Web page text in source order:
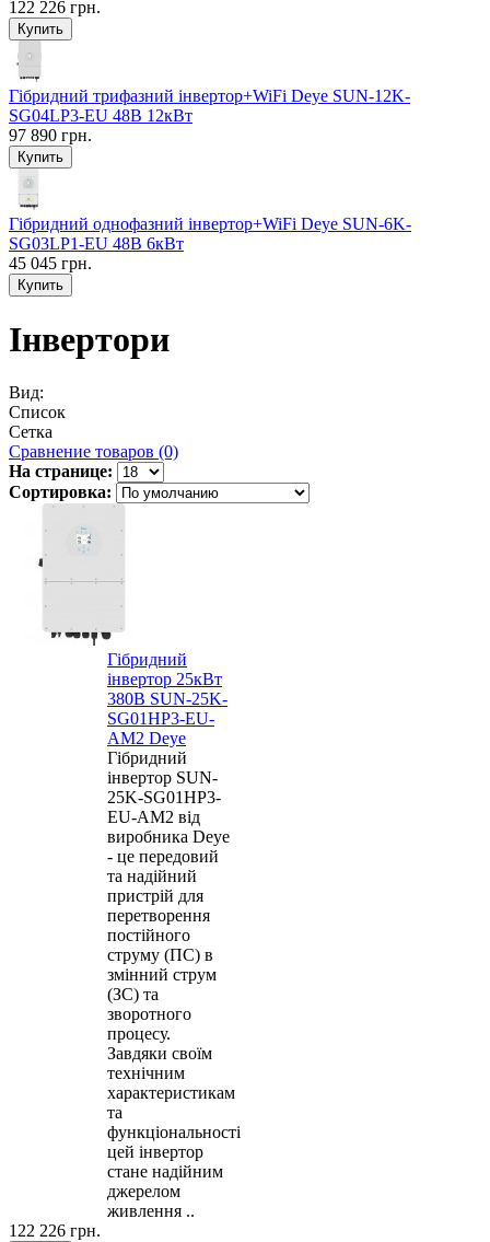
122 226 грн.
Гібридний трифазний інвертор+WiFi Deye SUN-12K-
SG04LP3-EU 48В 12кВт
97 890 грн.
Гібридний однофазний інвертор+WiFi Deye SUN-6K-
SG03LP1-EU 48В 6кВт
45 045 грн.
Інвертори
Вид:
Список
Сетка
Сравнение товаров (0)
На странице:
Сортировка:
Гібридний
інвертор 25кВт
380В SUN-25K-
SG01HP3-EU-
AM2 Deye
Гібридний
інвертор SUN-
25K-SG01HP3-
EU-AM2 від
виробника Deye
- це передовий
та надійний
пристрій для
перетворення
постійного
струму (ПС) в
змінний струм
(ЗС) та
зворотного
процесу.
Завдяки своїм
технічним
характеристикам
та
функціональності
цей інвертор
стане надійним
джерелом
живлення ..
122 226 грн.